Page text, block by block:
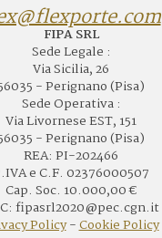
FIPA SRL
Sede Legale :
Via Sicilia, 26
- Perignano (Pisa)
Sede Operativa :
Via Livornese EST, 151
- Perignano (Pisa)
REA: PI-202466
e C.F. 02376000507
Cap. Soc. 10.000,00 €
fipasrl2020@pec.cgn.it
Policy-Cookie Policy